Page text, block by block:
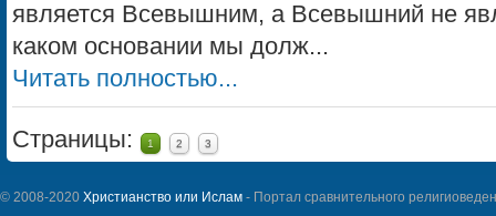
является Всевышним, а Всевышний не
каком основании мы долж...
Читать полностью...
Страницы: 1 2 3
© 2008-2020 Христианство или Ислам - Портал сравнительного